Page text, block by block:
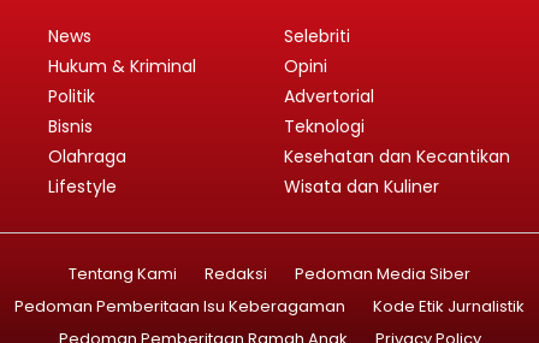
News
Hukum & Kriminal
Politik
Bisnis
Olahraga
Lifestyle
Selebriti
Opini
Advertorial
Teknologi
Kesehatan dan Kecantikan
Wisata dan Kuliner
Tentang Kami Redaksi
Pedoman Media Siber
Pedoman Pemberitaan Isu Keberagaman
Kode Etik Jurnalistik